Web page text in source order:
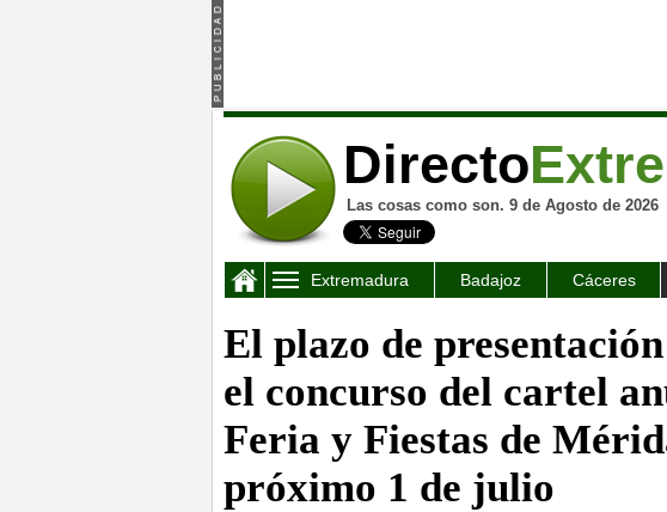
Directo
Las cosas como son. 9 de Agosto de 2026
Extremadura Badajoz Cáceres
El plazo de
el concurso del cartel
Feria y Fiestas de
próximo 1 de julio